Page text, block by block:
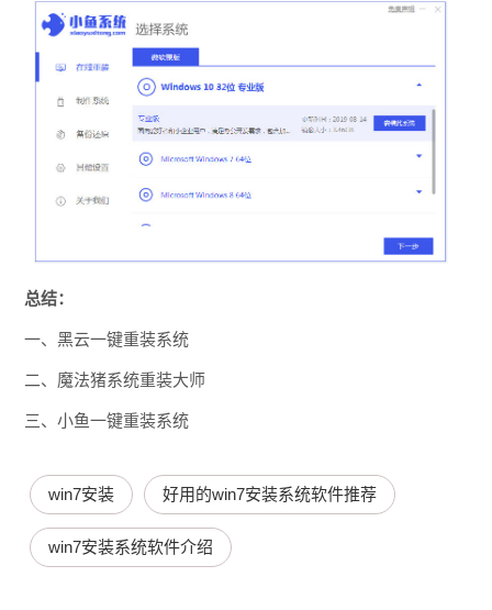
总结：
一、黑云一键重装系统
二、魔法猪系统重装大师
三、小鱼一键重装系统
win7安装 好用的win7安装系统软件推荐
win7安装系统软件介绍